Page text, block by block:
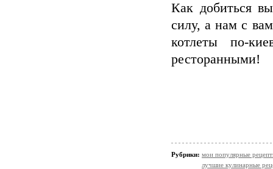
Как добиться
силу, а нам с
котлеты по-
ресторанными!
Рубрики: мои популярные
лучшие кулинарные